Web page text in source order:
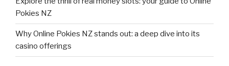
Pokies NZ
Why Online Pokies NZ stands out: a deep dive into its
casino offerings